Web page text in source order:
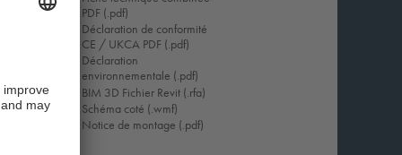
PDF (.pdf)
Déclaration de conformité
CE / UKCA PDF (.pdf)
Déclaration
environnementale (.pdf)
BIM 3D Fichier Revit (.rfa)
Schéma coté (.wmf)
Notice de montage (.pdf)